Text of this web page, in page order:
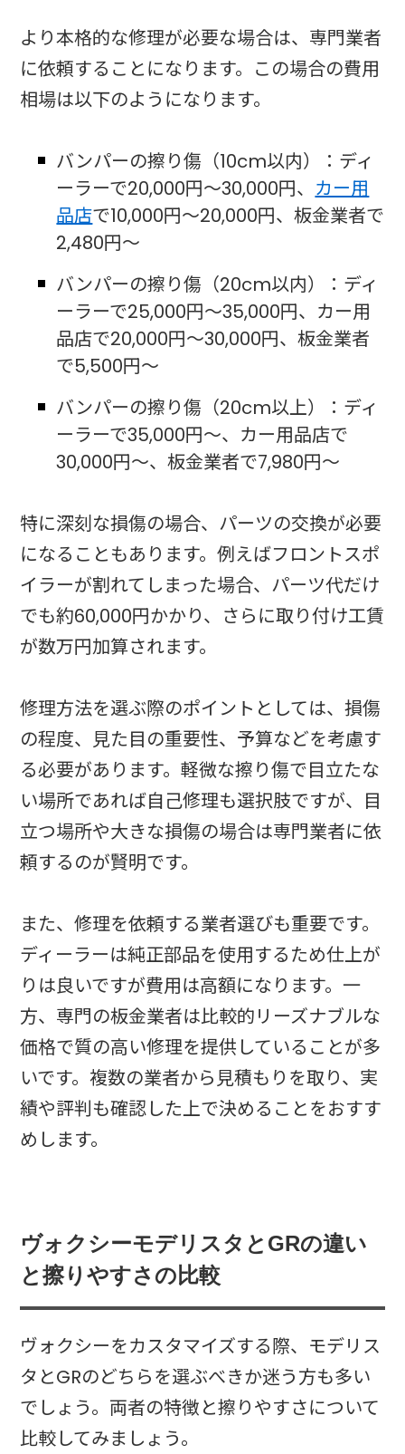
より本格的な修理が必要な場合は、専門業者
に依頼することになります。この場合の費用
相場は以下のようになります。
バンパーの擦り傷（10cm以内）：ディ
ーラーで20,000円〜30,000円、 カー用
品店で10,000円〜20,000円、板金業者で
2,480円〜
バンパーの擦り傷（20cm以内）：ディ
ーラーで25,000円〜35,000円、カー用
品店で20,000円〜30,000円、板金業者
で5,500円〜
バンパーの擦り傷（20cm以上）：ディ
ーラーで35,000円〜、カー用品店で
30,000円〜、板金業者で7,980円〜
特に深刻な損傷の場合、パーツの交換が必要
になることもあります。例えばフロントスポ
イラーが割れてしまった場合、パーツ代だけ
でも約60,000円かかり、さらに取り付け工賃
が数万円加算されます。
修理方法を選ぶ際のポイントとしては、損傷
の程度、見た目の重要性、予算などを考慮す
る必要があります。軽微な擦り傷で目立たな
い場所であれば自己修理も選択肢ですが、目
立つ場所や大きな損傷の場合は専門業者に依
頼するのが賢明です。
また、修理を依頼する業者選びも重要です。
ディーラーは純正部品を使用するため仕上が
りは良いですが費用は高額になります。一
方、専門の板金業者は比較的リーズナブルな
価格で質の高い修理を提供していることが多
いです。複数の業者から見積もりを取り、実
績や評判も確認した上で決めることをおすす
めします。
ヴォクシーモデリスタとGRの違い
と擦りやすさの比較
ヴォクシーをカスタマイズする際、モデリス
タとGRのどちらを選ぶべきか迷う方も多い
でしょう。両者の特徴と擦りやすさについて
比較してみましょう。